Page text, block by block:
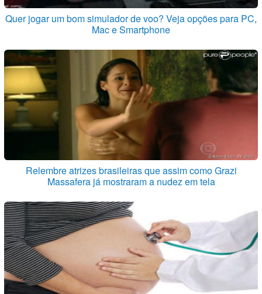
Quer jogar um bom simulador de voo? Veja opções para PC,
Mac e Smartphone
Relembre atrizes brasileiras que assim como Grazi
Massafera já mostraram a nudez em tela